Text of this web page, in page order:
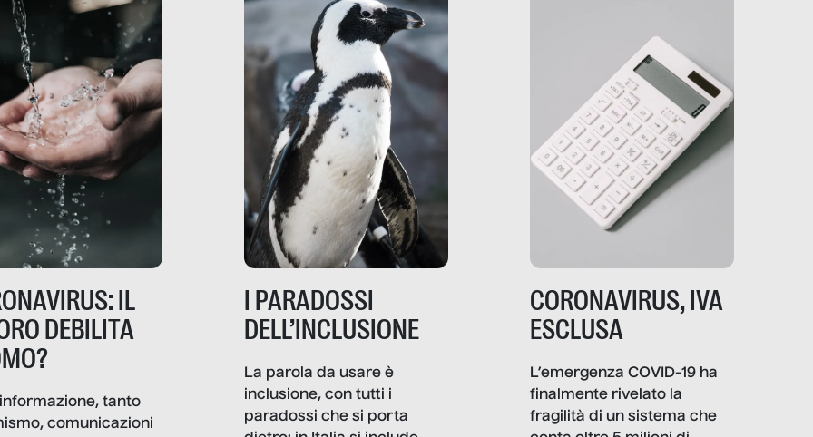
comunica, quanto vale […]
IL
DEBILITA
tanto
comunicazioni
I PARADOSSI
DELL’INCLUSIONE
La parola da usare è
inclusione, con tutti i
paradossi che si porta
CORONAVIRUS, IVA
ESCLUSA
L’emergenza COVID-19 ha
finalmente rivelato la
fragilità di un sistema che